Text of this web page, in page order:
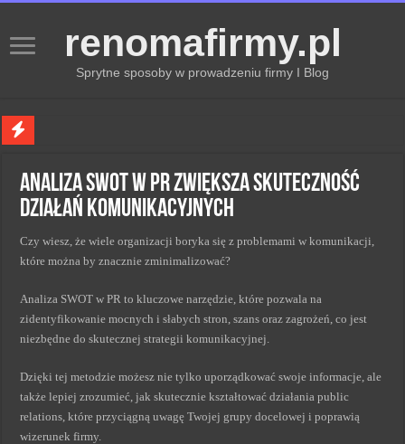
renomafirmy.pl
Sprytne sposoby w prowadzeniu firmy I Blog
Kiedy zmieniać strategię PR dla lepszych wyników
Monitorowanie wizerunku w sieci kluczem do sukcesu
Kryzys a zmiana strategii PR w skutecznym zarządzaniu
Analiza SWOT w PR zwiększa skuteczność
działań komunikacyjnych
Czy wiesz, że wiele organizacji boryka się z problemami w komunikacji,
które można by znacznie zminimalizować?
Analiza SWOT w PR to kluczowe narzędzie, które pozwala na
zidentyfikowanie mocnych i słabych stron, szans oraz zagrożeń, co jest
niezbędne do skutecznej strategii komunikacyjnej.
Dzięki tej metodzie możesz nie tylko uporządkować swoje informacje, ale
także lepiej zrozumieć, jak skutecznie kształtować działania public
relations, które przyciągną uwagę Twojej grupy docelowej i poprawią
wizerunek firmy.